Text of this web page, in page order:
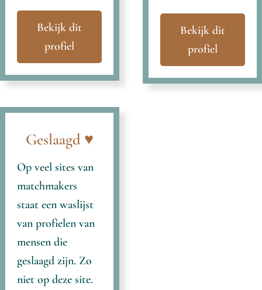
Bekijk dit
profiel
Bekijk dit
profiel
Geslaagd ♥
Op veel sites van
matchmakers
staat een waslijst
van profielen van
mensen die
geslaagd zijn. Zo
niet op deze site.